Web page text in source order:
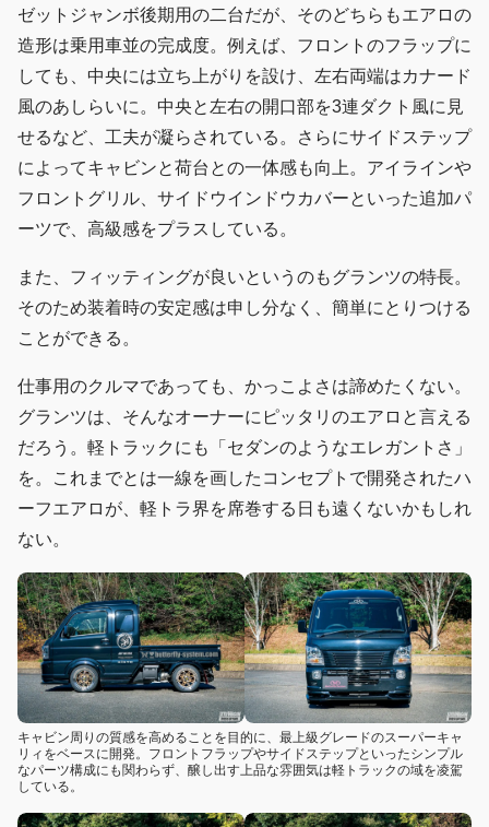
ゼットジャンボ後期用の二台だが、そのどちらもエアロの
造形は乗用車並の完成度。例えば、フロントのフラップに
しても、中央には立ち上がりを設け、左右両端はカナード
風のあしらいに。中央と左右の開口部を3連ダクト風に見
せるなど、工夫が凝らされている。さらにサイドステップ
によってキャビンと荷台との一体感も向上。アイラインや
フロントグリル、サイドウインドウカバーといった追加パ
ーツで、高級感をプラスしている。
また、フィッティングが良いというのもグランツの特長。
そのため装着時の安定感は申し分なく、簡単にとりつける
ことができる。
仕事用のクルマであっても、かっこよさは諦めたくない。
グランツは、そんなオーナーにピッタリのエアロと言える
だろう。軽トラックにも「セダンのようなエレガントさ」
を。これまでとは一線を画したコンセプトで開発されたハ
ーフエアロが、軽トラ界を席巻する日も遠くないかもしれ
ない。
キャビン周りの質感を高めることを目的に、最上級グレードのスーパーキャ
リィをベースに開発。フロントフラップやサイドステップといったシンプル
なパーツ構成にも関わらず、醸し出す上品な雰囲気は軽トラックの域を凌駕
している。